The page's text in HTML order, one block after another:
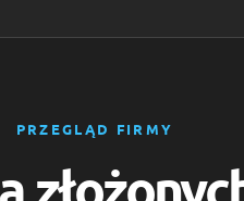
PRZEGLĄD FIRMY